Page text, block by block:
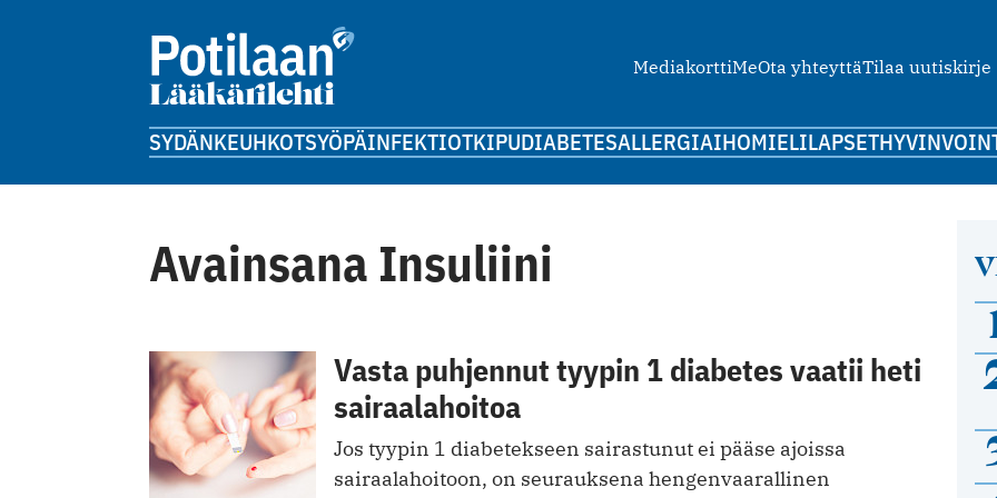
MediakorttiMeOta yhteyttäTilaa uutiskirje
SYDÄNKEUHKOTSYÖPÄINFEKTIOTKIPUDIABETESALLERGIAIHOMIELILAPSET
Avainsana Insuliini
Vasta puhjennut tyypin 1 diabetes vaatii heti
sairaalahoitoa
Jos tyypin 1 diabetekseen sairastunut ei pääse ajoissa
sairaalahoitoon, on seurauksena hengenvaarallinen